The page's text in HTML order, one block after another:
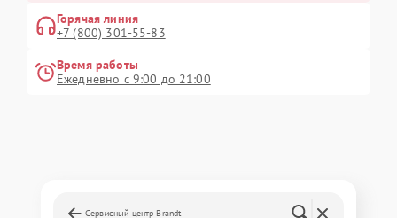
Горячая линия
+7 (800) 301-55-83
Время работы
Ежедневно с 9:00 до 21:00
Сервисный центр Brandt